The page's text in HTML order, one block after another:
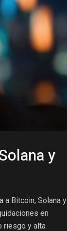
y
a Bitcoin, Solana y
en
riesgo y alta